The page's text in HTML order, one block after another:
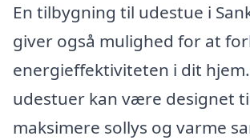
En tilbygning til udestue i
giver også mulighed for at
energieffektiviteten i dit
udestuer kan være designet
maksimere sollys og varme